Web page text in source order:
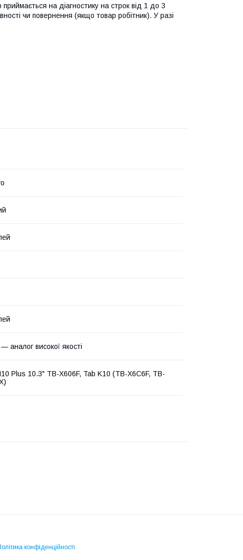
на діагностику на строк від 1 до 3
чи повернення (якщо товар робітник). У разі
аналог високої якості
Plus 10.3" TB-X606F, Tab K10 (TB-X6C6F, TB-
конфіденційності